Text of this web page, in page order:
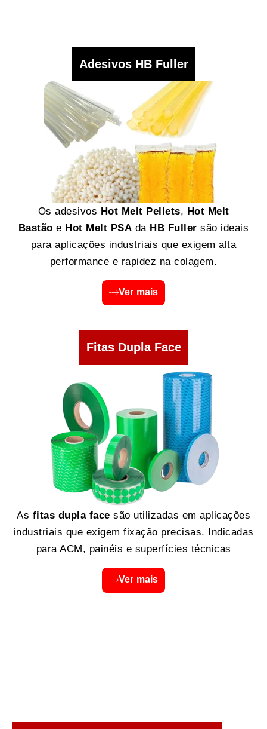
Adesivos HB Fuller
Os adesivos Hot Melt Pellets, Hot Melt
Bastão e Hot Melt PSA da HB Fuller são ideais
para aplicações industriais que exigem alta
performance e rapidez na colagem.
Ver mais
Fitas Dupla Face
As fitas dupla face são utilizadas em aplicações
industriais que exigem fixação precisas. Indicadas
para ACM, painéis e superfícies técnicas
Ver mais